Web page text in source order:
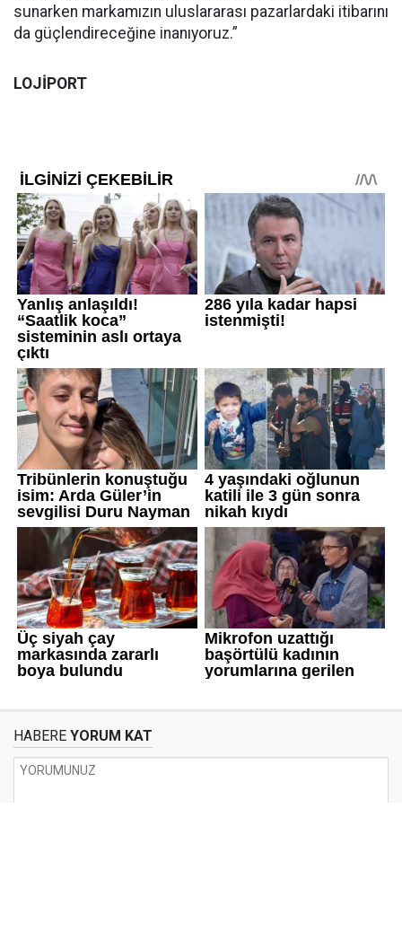
sunarken markamızın uluslararası pazarlardaki itibarını
da güçlendireceğine inanıyoruz.”
LOJİPORT
HABERE YORUM KAT